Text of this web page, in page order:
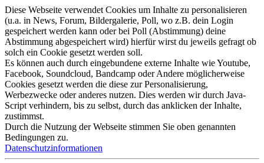
Diese Webseite verwendet Cookies um Inhalte zu personalisieren
(u.a. in News, Forum, Bildergalerie, Poll, wo z.B. dein Login
gespeichert werden kann oder bei Poll (Abstimmung) deine
Abstimmung abgespeichert wird) hierfür wirst du jeweils gefragt ob
solch ein Cookie gesetzt werden soll.
Es können auch durch eingebundene externe Inhalte wie Youtube,
Facebook, Soundcloud, Bandcamp oder Andere möglicherweise
Cookies gesetzt werden die diese zur Personalisierung,
Werbezwecke oder anderes nutzen. Dies werden wir durch Java-
Script verhindern, bis zu selbst, durch das anklicken der Inhalte,
zustimmst.
Durch die Nutzung der Webseite stimmen Sie oben genannten
Bedingungen zu.
Datenschutzinformationen